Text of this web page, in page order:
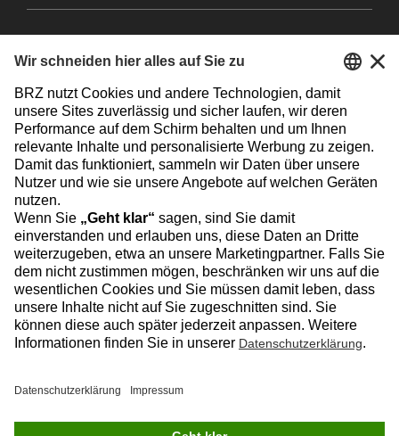
Datenschutz Impressum Kontakt
FacebookInstagramLinkedinYouTube